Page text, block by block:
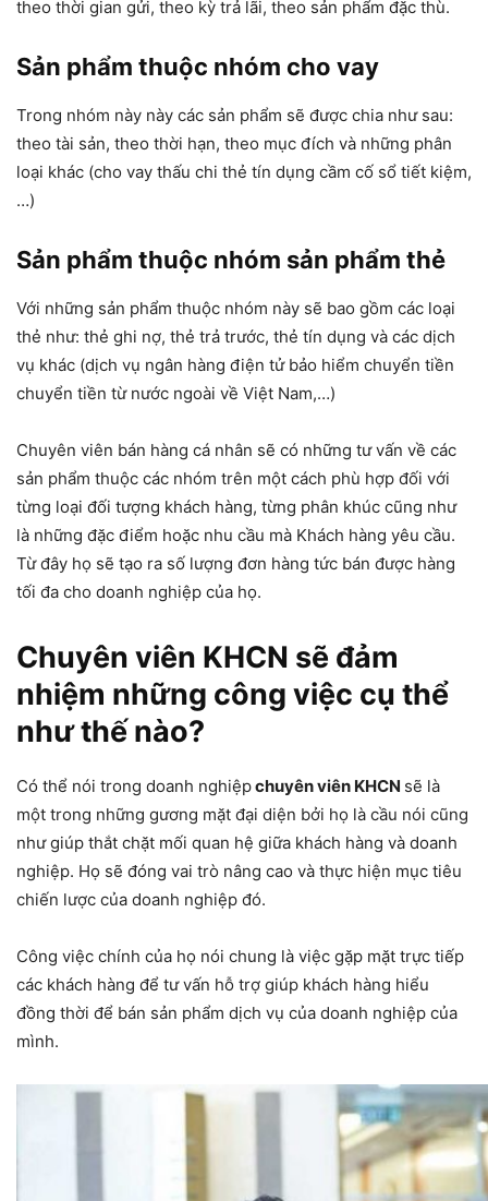
theo thời gian gửi, theo kỳ trả lãi, theo sản phẩm đặc thù.
Sản phẩm thuộc nhóm cho vay
Trong nhóm này này các sản phẩm sẽ được chia như sau:
theo tài sản, theo thời hạn, theo mục đích và những phân
loại khác (cho vay thấu chi thẻ tín dụng cầm cố sổ tiết kiệm,
…)
Sản phẩm thuộc nhóm sản phẩm thẻ
Với những sản phẩm thuộc nhóm này sẽ bao gồm các loại
thẻ như: thẻ ghi nợ, thẻ trả trước, thẻ tín dụng và các dịch
vụ khác (dịch vụ ngân hàng điện tử bảo hiểm chuyển tiền
chuyển tiền từ nước ngoài về Việt Nam,…)
Chuyên viên bán hàng cá nhân sẽ có những tư vấn về các
sản phẩm thuộc các nhóm trên một cách phù hợp đối với
từng loại đối tượng khách hàng, từng phân khúc cũng như
là những đặc điểm hoặc nhu cầu mà Khách hàng yêu cầu.
Từ đây họ sẽ tạo ra số lượng đơn hàng tức bán được hàng
tối đa cho doanh nghiệp của họ.
Chuyên viên KHCN sẽ đảm
nhiệm những công việc cụ thể
như thế nào?
Có thể nói trong doanh nghiệpchuyên viên KHCN sẽ là
một trong những gương mặt đại diện bởi họ là cầu nói cũng
như giúp thắt chặt mối quan hệ giữa khách hàng và doanh
nghiệp. Họ sẽ đóng vai trò nâng cao và thực hiện mục tiêu
chiến lược của doanh nghiệp đó.
Công việc chính của họ nói chung là việc gặp mặt trực tiếp
các khách hàng để tư vấn hỗ trợ giúp khách hàng hiểu
đồng thời để bán sản phẩm dịch vụ của doanh nghiệp của
mình.